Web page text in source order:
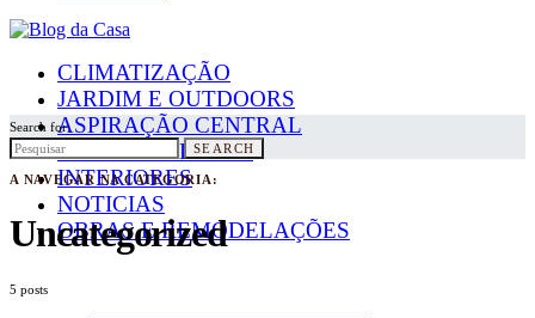
CLIMATIZAÇÃO
JARDIM E OUTDOORS
ASPIRAÇÃO CENTRAL
PAINÉIS SOLARES
INTERIORES
NOTICIAS
OBRAS E REMODELAÇÕES
Search for:
SEARCH
A NAVEGAR NA CATEGORIA:
Uncategorized
5 posts